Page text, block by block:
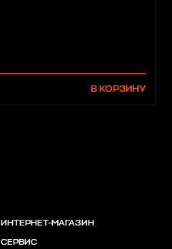
В КОРЗИНУ
ИНТЕРНЕТ-МАГАЗИН
СЕРВИС